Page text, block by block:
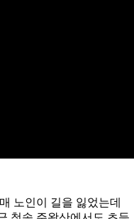
노인이 길을 잃었는데